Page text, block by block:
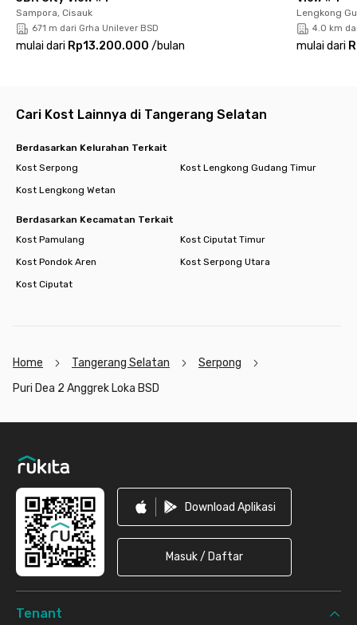
Sampora, Cisauk
671 m dari Grha Unilever BSD
mulai dari Rp13.200.000 /bulan
Lengkong
4.0 km
mulai dari
Cari Kost Lainnya di Tangerang Selatan
Berdasarkan Kelurahan Terkait
Kost Serpong
Kost Lengkong Gudang Timur
Kost Lengkong Wetan
Berdasarkan Kecamatan Terkait
Kost Pamulang
Kost Ciputat Timur
Kost Pondok Aren
Kost Serpong Utara
Kost Ciputat
Home Tangerang Selatan
Serpong
Puri Dea 2 Anggrek Loka BSD
Download Aplikasi
Masuk / Daftar
Tenant